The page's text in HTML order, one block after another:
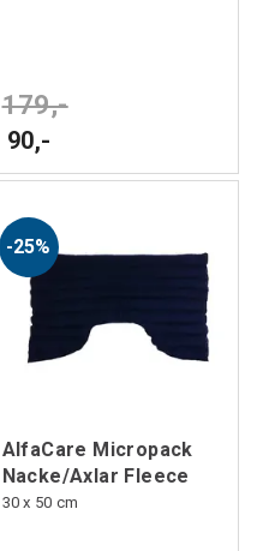
179,-
90,-
25%
AlfaCare Micropack
Nacke/Axlar Fleece
30 x 50 cm